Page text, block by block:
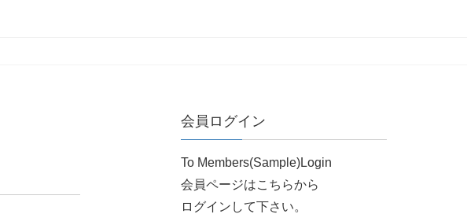
会員ログイン
To Members(Sample)Login
会員ページはこちらから
ログインして下さい。